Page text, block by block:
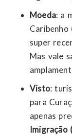
Moeda: a
Caribenho
super
Mas vale
Visto:
para
apenas
Imigração